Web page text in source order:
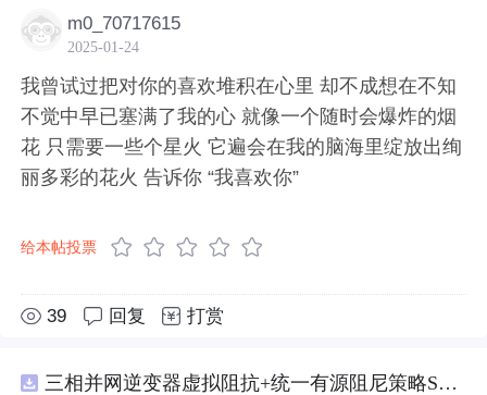
m0_70717615
2025-01-24
我曾试过把对你的喜欢堆积在心里 却不成想在不知
不觉中早已塞满了我的心 就像一个随时会爆炸的烟
花 只需要一些个星火 它遍会在我的脑海里绽放出绚
丽多彩的花火 告诉你 “我喜欢你”
给本帖投票
39 回复 打赏
三相并网逆变器虚拟阻抗+统一有源阻尼策略SVPWM+SPWM调制仿真